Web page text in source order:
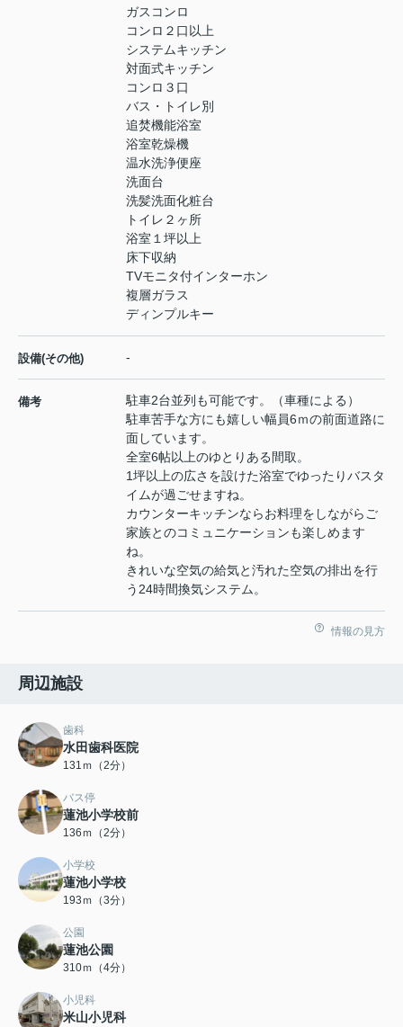
ガスコンロ
コンロ２口以上
システムキッチン
対面式キッチン
コンロ３口
バス・トイレ別
追焚機能浴室
浴室乾燥機
温水洗浄便座
洗面台
洗髪洗面化粧台
トイレ２ヶ所
浴室１坪以上
床下収納
TVモニタ付インターホン
複層ガラス
ディンプルキー
設備(その他) -
備考
駐車2台並列も可能です。（車種による）
駐車苦手な方にも嬉しい幅員6ｍの前面道路に
面しています。
全室6帖以上のゆとりある間取。
1坪以上の広さを設けた浴室でゆったりバスタ
イムが過ごせますね。
カウンターキッチンならお料理をしながらご
家族とのコミュニケーションも楽しめます
ね。
きれいな空気の給気と汚れた空気の排出を行
う24時間換気システム。
情報の見方
周辺施設
歯科
水田歯科医院
131ｍ（2分）
バス停
蓮池小学校前
136ｍ（2分）
小学校
蓮池小学校
193ｍ（3分）
公園
蓮池公園
310ｍ（4分）
小児科
米山小児科